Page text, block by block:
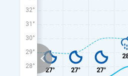
32°
31°
30°
29°
28°